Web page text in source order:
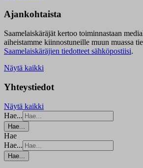
Ajankohtaista
Saamelaiskäräjät kertoo toiminnastaan
aiheistamme kiinnostuneille muun muassa
Saamelaiskäräjien tiedotteet sähköpostiisi.
Näytä kaikki
Yhteystiedot
Näytä kaikki
Hae...
Hae...
Hae
Hae...
Hae...